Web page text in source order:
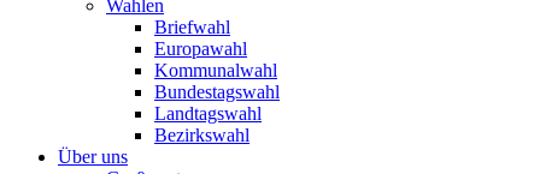
Wahlen
Briefwahl
Europawahl
Kommunalwahl
Bundestagswahl
Landtagswahl
Bezirkswahl
Über uns